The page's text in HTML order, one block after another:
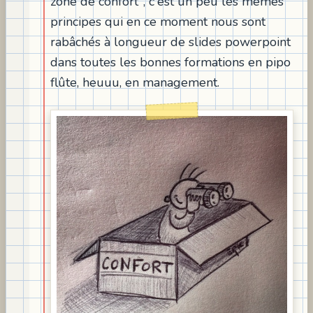
principes qui en ce moment nous sont
rabâchés à longueur de slides powerpoint
dans toutes les bonnes formations en pipo
flûte, heuuu, en management.